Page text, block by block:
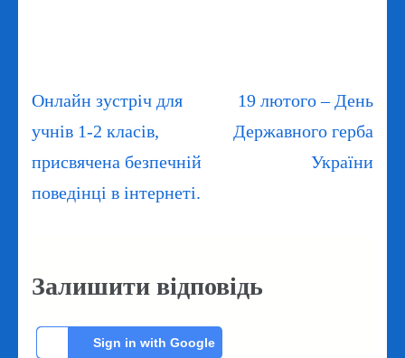
Навігація
записів
Онлайн зустріч для
учнів 1-2 класів,
присвячена безпечній
поведінці в інтернеті.
19 лютого – День
Державного герба
України
Залишити відповідь
Sign in with Google